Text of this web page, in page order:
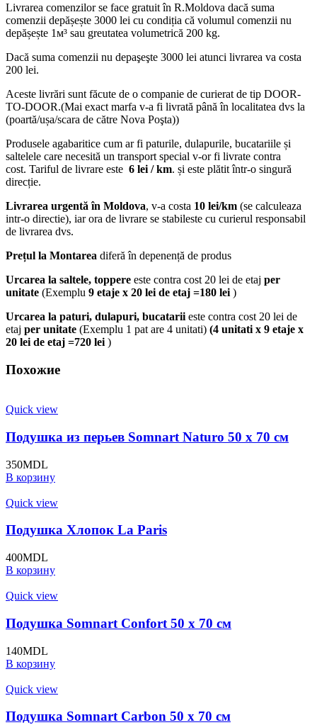
Livrarea comenzilor se face gratuit în R.Moldova dacă suma
comenzii depășește 3000 lei cu condiția că volumul comenzii nu
depășește 1м³ sau greutatea volumetrică 200 kg.
Dacă suma comenzii nu depaşeşte 3000 lei atunci livrarea va costa
200 lei.
Aceste livrări sunt făcute de o companie de curierat de tip DOOR-
TO-DOOR.(Mai exact marfa v-a fi livrată până în localitatea dvs la
(poartă/ușa/scara de către Nova Poşta))
Produsele agabaritice cum ar fi paturile, dulapurile, bucatariile și
saltelele care necesită un transport special v-or fi livrate contra
cost. Tariful de livrare este 6 lei / km. și este plătit într-o singură
direcție.
Livrarea urgentă în Moldova, v-a costa 10 lei/km (se calculeaza
intr-o directie), iar ora de livrare se stabileste cu curierul responsabil
de livrarea dvs.
Prețul la Montarea diferă în depenență de produs
Urcarea la saltele, toppere este contra cost 20 lei de etaj per
unitate (Exemplu 9 etaje x 20 lei de etaj =180 lei )
Urcarea la paturi, dulapuri, bucatarii este contra cost 20 lei de
etaj per unitate (Exemplu 1 pat are 4 unitati) (4 unitati x 9 etaje x
20 lei de etaj =720 lei )
Похожие
Quick view
Подушка из перьев Somnart Naturo 50 x 70 см
350MDL
В корзину
Quick view
Подушка Хлопок La Paris
400MDL
В корзину
Quick view
Подушка Somnart Confort 50 x 70 см
140MDL
В корзину
Quick view
Подушка Somnart Carbon 50 x 70 см